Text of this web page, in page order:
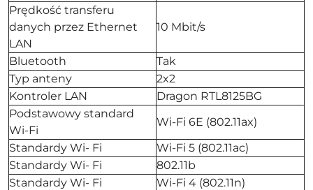
Prędkość transferu
danych przez Ethernet
LAN
10 Mbit/s
Bluetooth
Tak
Typ anteny
2x2
Kontroler LAN
Dragon RTL8125BG
Podstawowy standard
Wi-Fi
Wi-Fi 6E (802.11ax)
Standardy Wi- Fi
Wi-Fi 5 (802.11ac)
Standardy Wi- Fi
802.11b
Standardy Wi- Fi
Wi-Fi 4 (802.11n)